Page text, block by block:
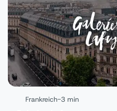
Frankreich-3 min